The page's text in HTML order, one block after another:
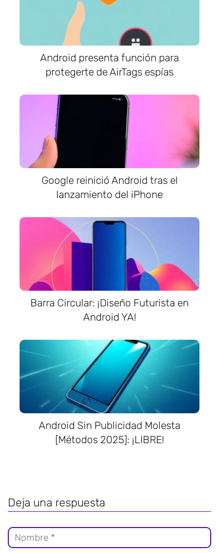
Android presenta función para
protegerte de AirTags espías
Google reinició Android tras el
lanzamiento del iPhone
Barra Circular: ¡Diseño Futurista en
Android YA!
Android Sin Publicidad Molesta
[Métodos 2025]: ¡LIBRE!
Deja una respuesta